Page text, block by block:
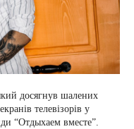
досягнув шалених
телевізорів у
“Отдыхаем вместе”.